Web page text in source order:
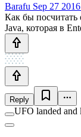
Barafu Sep 27
Как бы посчитать
Java, которая в
Reply
UFO landed and